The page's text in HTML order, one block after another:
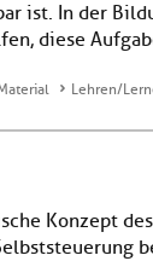
ist. In der
diese
Lehren/
Konzept